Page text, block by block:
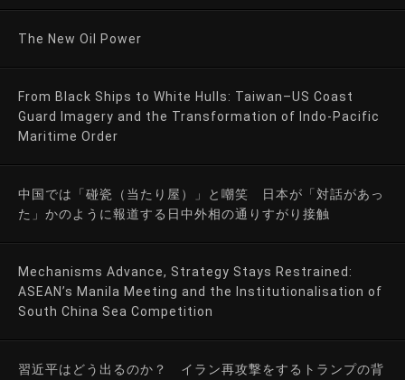
The New Oil Power
From Black Ships to White Hulls: Taiwan–US Coast
Guard Imagery and the Transformation of Indo-Pacific
Maritime Order
中国では「碰瓷（当たり屋）」と嘲笑 日本が「対話があっ
た」かのように報道する日中外相の通りすがり接触
Mechanisms Advance, Strategy Stays Restrained:
ASEAN’s Manila Meeting and the Institutionalisation of
South China Sea Competition
習近平はどう出るのか？ イラン再攻撃をするトランプの背